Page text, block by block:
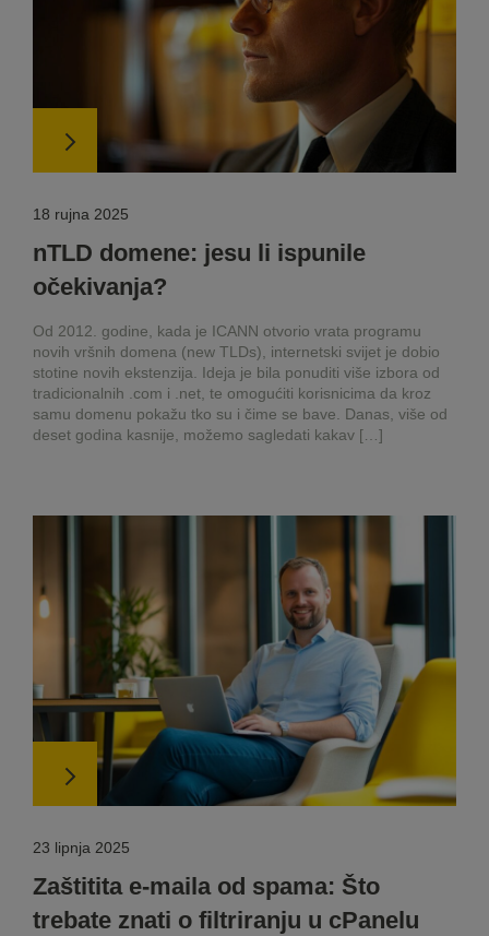
18 rujna 2025
nTLD domene: jesu li ispunile
očekivanja?
Od 2012. godine, kada je ICANN otvorio vrata programu
novih vršnih domena (new TLDs), internetski svijet je dobio
stotine novih ekstenzija. Ideja je bila ponuditi više izbora od
tradicionalnih .com i .net, te omogućiti korisnicima da kroz
samu domenu pokažu tko su i čime se bave. Danas, više od
deset godina kasnije, možemo sagledati kakav […]
23 lipnja 2025
Zaštitita e-maila od spama: Što
trebate znati o filtriranju u cPanelu